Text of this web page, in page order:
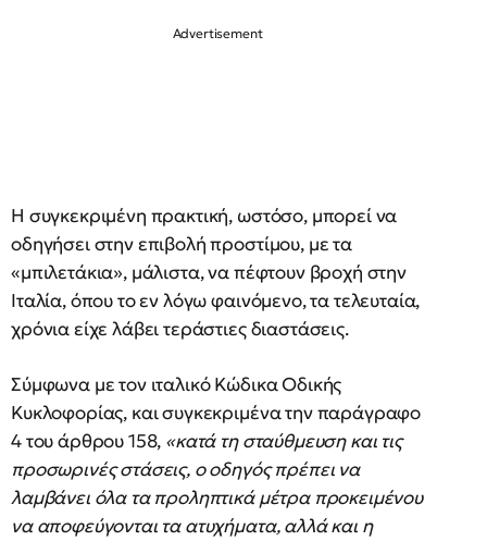
Η συγκεκριμένη πρακτική, ωστόσο, μπορεί να
οδηγήσει στην επιβολή προστίμου, με τα
«μπιλετάκια», μάλιστα, να πέφτουν βροχή στην
Ιταλία, όπου το εν λόγω φαινόμενο, τα τελευταία,
χρόνια είχε λάβει τεράστιες διαστάσεις.
Σύμφωνα με τον ιταλικό Κώδικα Οδικής
Κυκλοφορίας, και συγκεκριμένα την παράγραφο
4 του άρθρου 158, «κατά τη σταύθμευση και τις
προσωρινές στάσεις, ο οδηγός πρέπει να
λαμβάνει όλα τα προληπτικά μέτρα προκειμένου
να αποφεύγονται τα ατυχήματα, αλλά και η